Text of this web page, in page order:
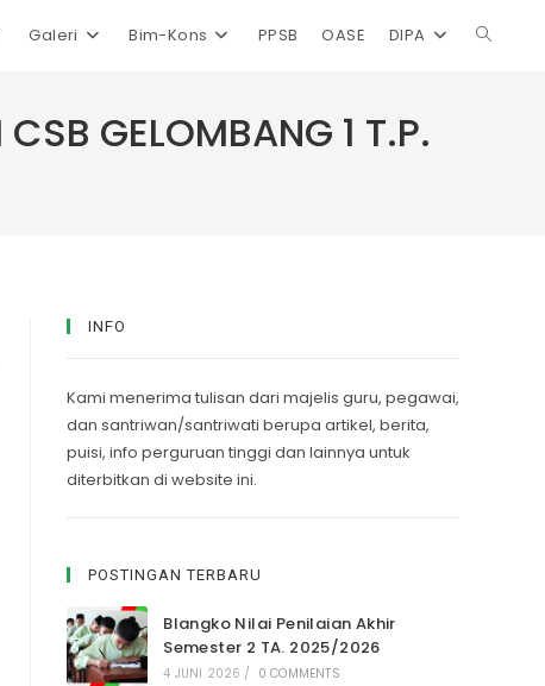
Galeri Bim-Kons PPSB OASE DIPA Toggle
GELOMBANG 1 T.P.
INFO
Kami menerima tulisan dari majelis guru, pegawai,
dan santriwan/santriwati berupa artikel, berita,
puisi, info perguruan tinggi dan lainnya untuk
diterbitkan di website ini.
POSTINGAN TERBARU
Blangko Nilai Penilaian Akhir
Semester 2 TA. 2025/2026
4 JUNI 2026 / 0 COMMENTS